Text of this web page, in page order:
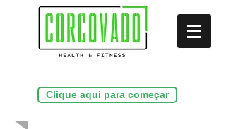
Clique aqui para começar